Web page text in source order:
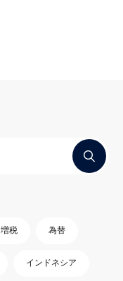
増税 為替
インドネシア